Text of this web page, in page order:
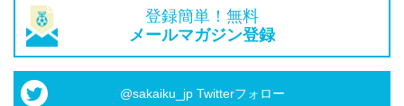
登録簡単！無料
メールマガジン登録
@sakaiku_jp Twitterフォロー